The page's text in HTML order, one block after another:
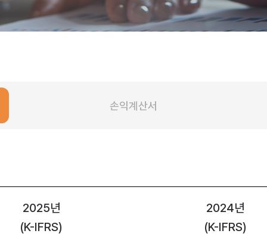
손익계산서
2025년
(K-IFRS)
2024년
(K-IFRS)